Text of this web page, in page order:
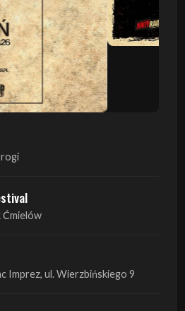
Imprez, ul. Wierzbińskiego 9